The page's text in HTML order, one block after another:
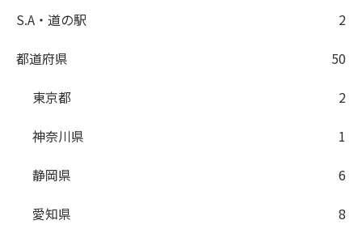
S.A・道の駅
2
都道府県
50
東京都
2
神奈川県
1
静岡県
6
愛知県
8